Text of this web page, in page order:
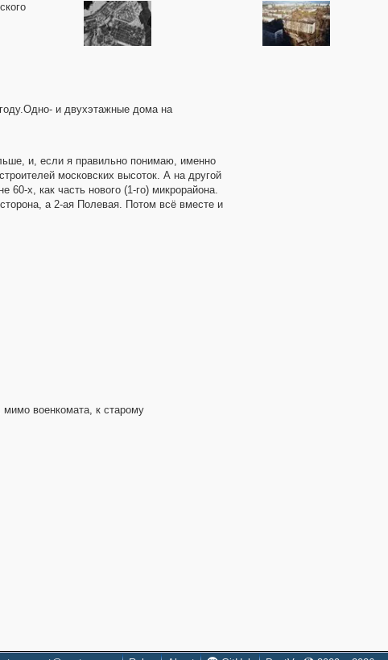
и двухэтажные дома на
и, если я правильно понимаю, именно
московских высоток. А на другой
60-х, как часть нового (1-го) микрорайона.
а 2-ая Полевая. Потом всё вместе и
военкомата, к старому